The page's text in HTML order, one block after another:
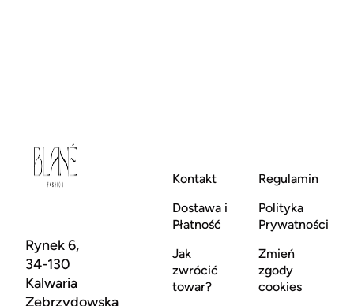
Rynek 6,
34-130
Kalwaria
Zebrzydowska
Kontakt
Dostawa i
Płatność
Jak
zwrócić
towar?
Regulamin
Polityka
Prywatności
Zmień
zgody
cookies